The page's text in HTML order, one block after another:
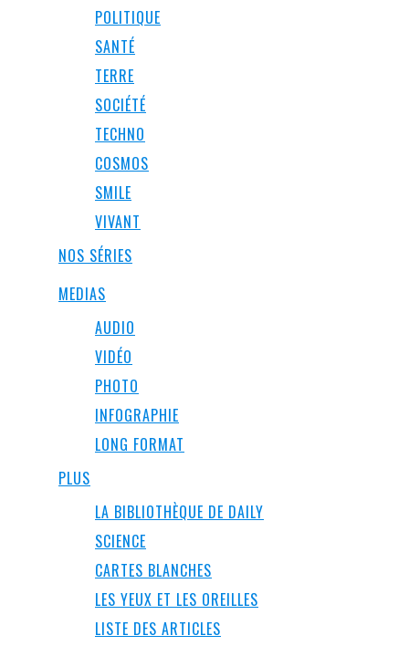
POLITIQUE
SANTÉ
TERRE
SOCIÉTÉ
TECHNO
COSMOS
SMILE
VIVANT
NOS SÉRIES
MEDIAS
AUDIO
VIDÉO
PHOTO
INFOGRAPHIE
LONG FORMAT
PLUS
LA BIBLIOTHÈQUE DE DAILY
SCIENCE
CARTES BLANCHES
LES YEUX ET LES OREILLES
LISTE DES ARTICLES